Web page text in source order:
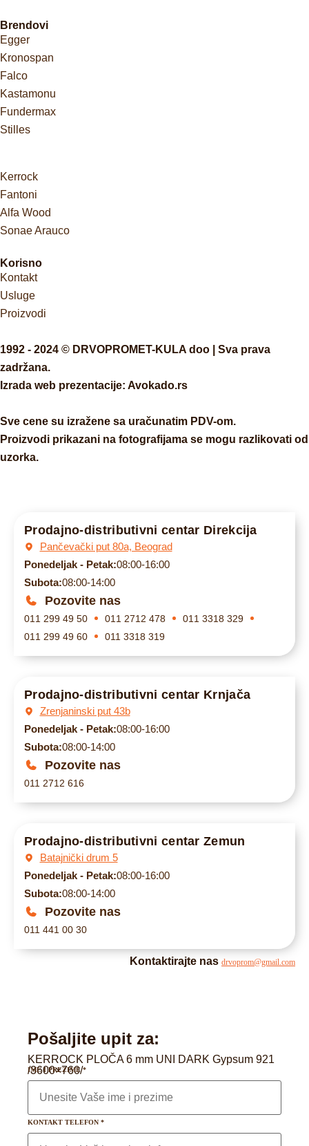
Brendovi
Egger
Kronospan
Falco
Kastamonu
Fundermax
Stilles
Kerrock
Fantoni
Alfa Wood
Sonae Arauco
Korisno
Kontakt
Usluge
Proizvodi
1992 - 2024 © DRVOPROMET-KULA doo | Sva prava
zadržana.
Izrada web prezentacije: Avokado.rs
Sve cene su izražene sa uračunatim PDV-om.
Proizvodi prikazani na fotografijama se mogu razlikovati od
uzorka.
Prodajno-distributivni centar Direkcija
Pančevački put 80a, Beograd
Ponedeljak - Petak:08:00-16:00
Subota:08:00-14:00
Pozovite nas
011 299 49 50 011 2712 478
011 3318 329
011 299 49 60
011 3318 319
Prodajno-distributivni centar Krnjača
Zrenjaninski put 43b
Ponedeljak - Petak:08:00-16:00
Subota:08:00-14:00
Pozovite nas
011 2712 616
Prodajno-distributivni centar Zemun
Batajnički drum 5
Ponedeljak - Petak:08:00-16:00
Subota:08:00-14:00
Pozovite nas
011 441 00 30
Kontaktirajte nas drvoprom@gmail.com
Pošaljite upit za:
KERROCK PLOČA 6 mm UNI DARK Gypsum 921
/3600×760/
IME I PREZIME*
KONTAKT TELEFON *